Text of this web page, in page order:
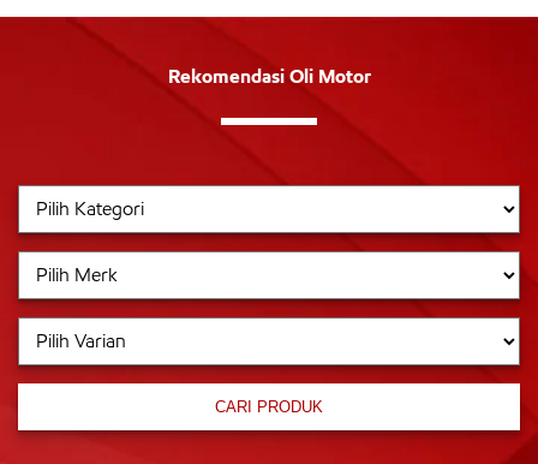
Rekomendasi Oli Motor
CARI PRODUK